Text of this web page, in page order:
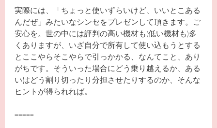
実際には、「ちょっと使いずらいけど、いいとこある
んだぜ」みたいなシンセをプレゼンして頂きます。ご
安心を。世の中には評判の高い機材も(低い機材も)多
くありますが、いざ自分で所有して使い込もうとする
とここやらそこやらで引っかかる、なんてこと、あり
がちです。そういった場合にどう乗り越えるか、ある
いはどう割り切ったり分担させたりするのか、そんな
ヒントが得られれば。
=====